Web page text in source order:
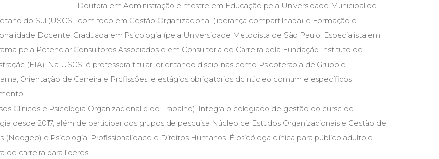
Literatura, Ficção, Ensaios (69)
Obras de referência (48)
Psicodrama (200)
Psicologia, Psicoterapia (799)
Puericultura (23)
Rádio (8)
Televisão (22)
Temas africanos (30)
Treinamento e RH (65)
Turismo (1)
Doutora em Administração e mestre em Educação pela Universidade Municipal de
do Sul (USCS), com foco em Gestão Organizacional (liderança compartilhada) e Formação e
Docente. Graduada em Psicologia (pela Universidade Metodista de São Paulo. Especialista em
pela Potenciar Consultores Associados e em Consultoria de Carreira pela Fundação Instituto de
(FIA). Na USCS, é professora titular, orientando disciplinas como Psicoterapia de Grupo e
Orientação de Carreira e Profissões, e estágios obrigatórios do núcleo comum e específicos
Clínicos e Psicologia Organizacional e do Trabalho). Integra o colegiado de gestão do curso de
desde 2017, além de participar dos grupos de pesquisa Núcleo de Estudos Organizacionais e Gestão de
(Neogep) e Psicologia, Profissionalidade e Direitos Humanos. É psicóloga clínica para público adulto e
de carreira para líderes.